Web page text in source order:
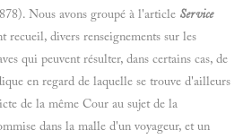
Nous avons groupé à l'article Service
recueil, divers renseignements sur les
qui peuvent résulter, dans certains cas, de
en regard de laquelle se trouve d'ailleurs
de la même Cour au sujet de la
dans la malle d'un voyageur, et un